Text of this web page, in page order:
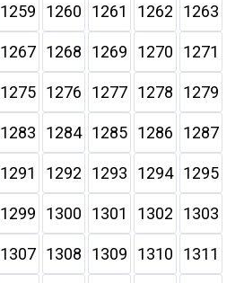
1259 1260 1261 1262 1263
1267 1268 1269 1270 1271
1275 1276 1277 1278 1279
1283 1284 1285 1286 1287
1291 1292 1293 1294 1295
1299 1300 1301 1302 1303
1307 1308 1309 1310 1311